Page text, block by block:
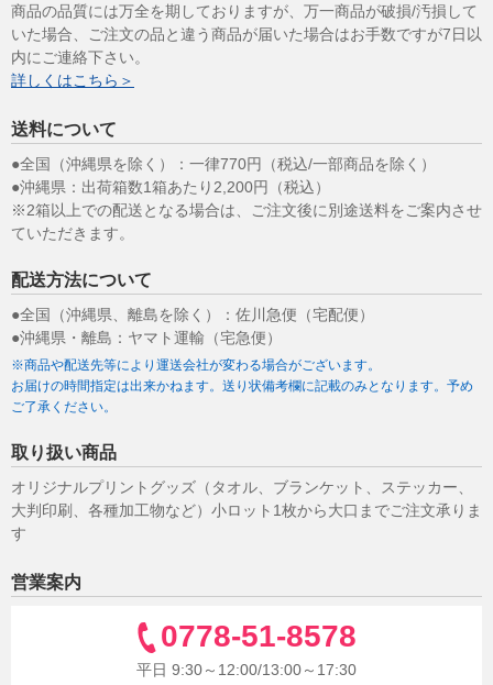
商品の品質には万全を期しておりますが、万一商品が破損/汚損して
いた場合、ご注文の品と違う商品が届いた場合はお手数ですが7日以
内にご連絡下さい。
詳しくはこちら＞
送料について
●全国（沖縄県を除く）：一律770円（税込/一部商品を除く）
●沖縄県：出荷箱数1箱あたり2,200円（税込）
※2箱以上での配送となる場合は、ご注文後に別途送料をご案内させ
ていただきます。
配送方法について
●全国（沖縄県、離島を除く）：佐川急便（宅配便）
●沖縄県・離島：ヤマト運輸（宅急便）
※商品や配送先等により運送会社が変わる場合がございます。
お届けの時間指定は出来かねます。送り状備考欄に記載のみとなります。予め
ご了承ください。
取り扱い商品
オリジナルプリントグッズ（タオル、ブランケット、ステッカー、
大判印刷、各種加工物など）小ロット1枚から大口までご注文承りま
す
営業案内
0778-51-8578
平日 9:30～12:00/13:00～17:30